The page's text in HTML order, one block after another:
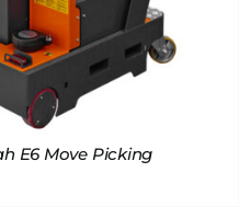
E6 Move Picking